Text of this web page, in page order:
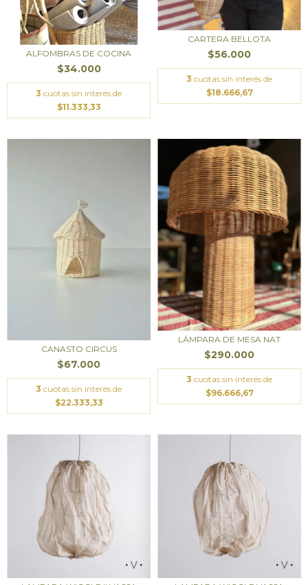
ALFOMBRAS DE COCINA
$34.000
3 cuotas sin interés de
$11.333,33
CARTERA BELLOTA
$56.000
3 cuotas sin interés de
$18.666,67
CANASTO CIRCUS
$67.000
3 cuotas sin interés de
$22.333,33
LÁMPARA DE MESA NAT
$290.000
3 cuotas sin interés de
$96.666,67